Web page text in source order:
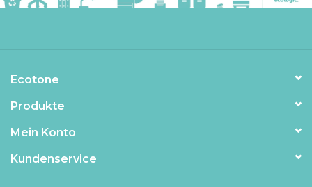
Ecotone
Produkte
Mein Konto
Kundenservice